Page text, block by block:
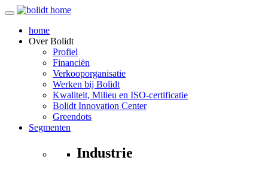
home
OverBolidt
Profiel
Financiën
Verkooporganisatie
Werken bij Bolidt
Kwaliteit, Milieu en ISO-certificatie
Bolidt Innovation Center
Greendots
Segmenten
Industrie